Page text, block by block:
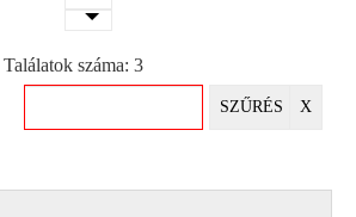
Találatok száma: 3
SZŰRÉS X